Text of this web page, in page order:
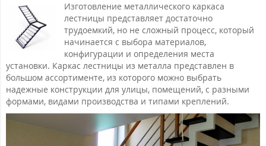
Изготовление металлического каркаса
лестницы представляет достаточно
трудоемкий, но не сложный процесс, который
начинается с выбора материалов,
конфигурации и определения места
установки. Каркас лестницы из металла представлен в
большом ассортименте, из которого можно выбрать
надежные конструкции для улицы, помещений, с разными
формами, видами производства и типами креплений.